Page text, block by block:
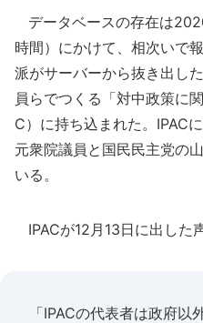
データベースの存在は
時間）にかけて、相次いで
派がサーバーから抜き出し
員らでつくる「対中政策に
C）に持ち込まれた。IPAC
元衆院議員と国民民主党の
いる。
IPACが12月13日に出した
「IPACの代表者は政府